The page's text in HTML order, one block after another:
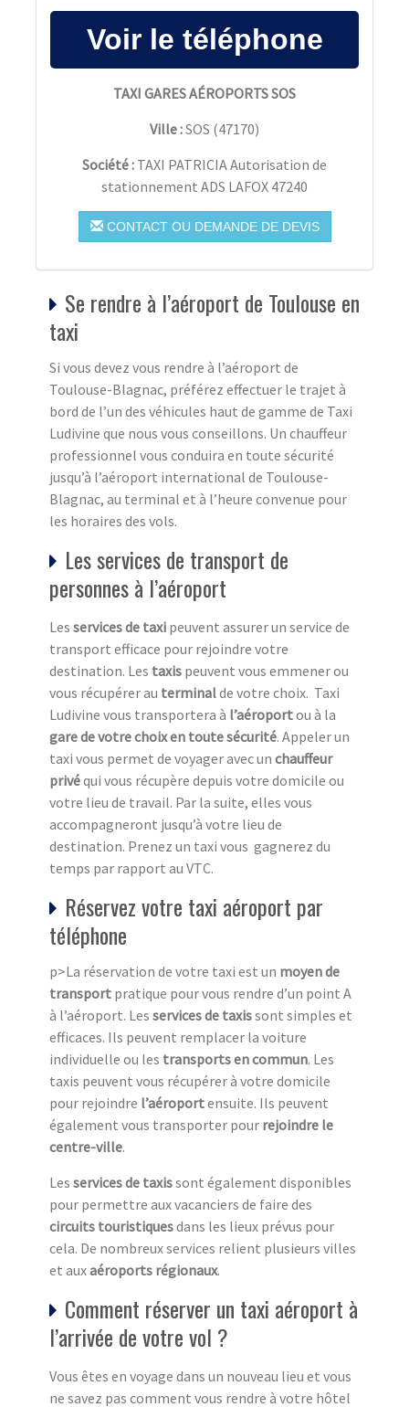
TAXI GARES AÉROPORTS SOS
Ville :SOS (47170)
Société : TAXI PATRICIA Autorisation de
stationnement ADS LAFOX 47240
CONTACT OU DEMANDE DE DEVIS
Se rendre à l’aéroport de Toulouse en
taxi
Si vous devez vous rendre à l’aéroport de
Toulouse-Blagnac, préférez effectuer le trajet à
bord de l’un des véhicules haut de gamme de Taxi
Ludivine que nous vous conseillons. Un chauffeur
professionnel vous conduira en toute sécurité
jusqu’à l’aéroport international de Toulouse-
Blagnac, au terminal et à l’heure convenue pour
les horaires des vols.
Les services de transport de
personnes à l’aéroport
Les services de taxi peuvent assurer un service de
transport efficace pour rejoindre votre
destination. Les taxis peuvent vous emmener ou
vous récupérer au terminalde votre choix. Taxi
Ludivine vous transportera à l’aéroportou à la
gare de votre choix en toute sécurité. Appeler un
taxi vous permet de voyager avec un chauffeur
privéqui vous récupère depuis votre domicile ou
votre lieu de travail. Par la suite, elles vous
accompagneront jusqu’à votre lieu de
destination. Prenez un taxi vous gagnerez du
temps par rapport au VTC.
Réservez votre taxi aéroport par
téléphone
p>La réservation de votre taxi est un moyen de
transport pratique pour vous rendre d’un point A
à l’aéroport. Les services de taxissont simples et
efficaces. Ils peuvent remplacer la voiture
individuelle ou les transports en commun. Les
taxis peuvent vous récupérer à votre domicile
pour rejoindre l’aéroportensuite. Ils peuvent
également vous transporter pour rejoindre le
centre-ville.
Les services de taxissont également disponibles
pour permettre aux vacanciers de faire des
circuits touristiquesdans les lieux prévus pour
cela. De nombreux services relient plusieurs villes
et auxaéroports régionaux.
Comment réserver un taxi aéroport à
l’arrivée de votre vol ?
Vous êtes en voyage dans un nouveau lieu et vous
ne savez pas comment vous rendre à votre hôtel